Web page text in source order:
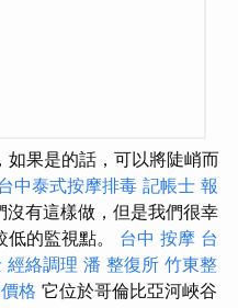
如果是的話，可以將陡峭而
中泰式按摩排毒 記帳士 報
沒有這樣做，但是我們很幸
的監視點。 台中 按摩 台
經絡調理 潘 整復所 竹東整
格 它位於哥倫比亞河峽谷